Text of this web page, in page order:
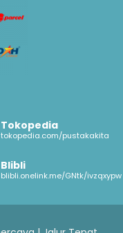
Tokopedia
tokopedia.com/pustakakita
Blibli
blibli.onelink.me/GNtk/ivzqxypw